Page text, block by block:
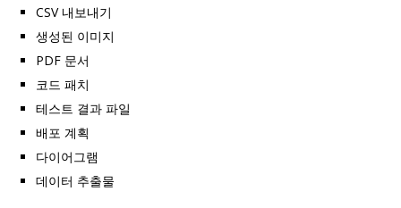
CSV 내보내기
생성된 이미지
PDF 문서
코드 패치
테스트 결과 파일
배포 계획
다이어그램
데이터 추출물